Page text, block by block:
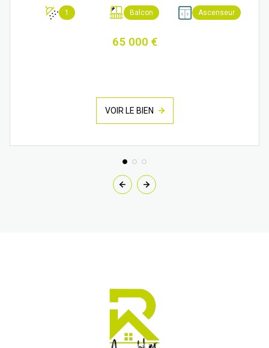
1 Balcon Ascenseur
65 000 €
VOIR LE BIEN